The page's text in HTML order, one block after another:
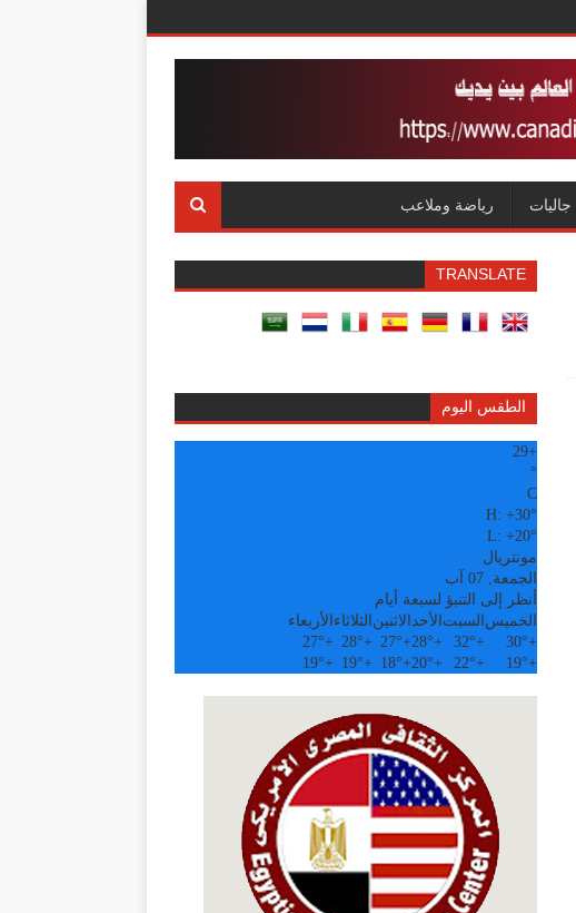
جاليات رياضة وملاعب
TRANSLATE
الطقس اليوم
+
29
°
C
H: +30°
L: +20°
مونتريال
الجمعة, 07 آب
أنظر إلى التنبؤ لسبعة أيام
الخميس السبت الأحد الاثنين الثلاثاء الأربعاء
+
30°
+
32°
+
28°
+
27°
+
28°
+
27°
+
19°
+
22°
+
20°
+
18°
+
19°
+
19°